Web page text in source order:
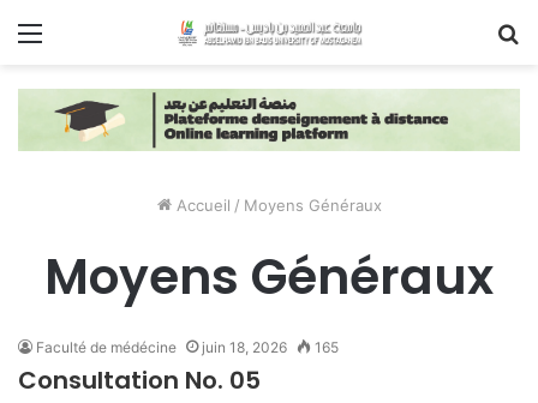
Menu
Accueil / Moyens Généraux
Moyens Généraux
Faculté de médécine juin 18, 2026 165
Consultation No. 05